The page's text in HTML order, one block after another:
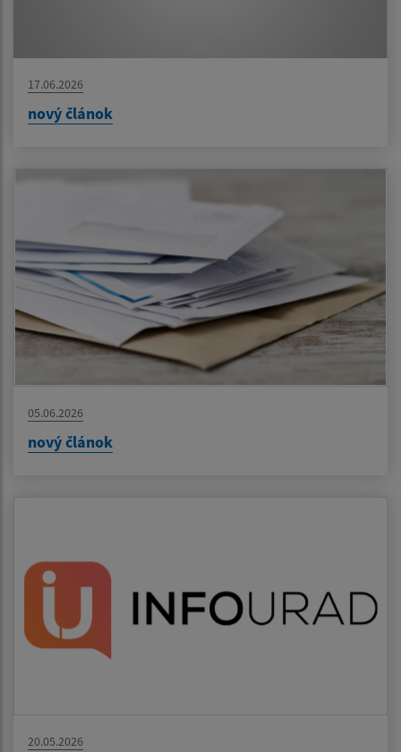
17.06.2026
nový článok
05.06.2026
nový článok
20.05.2026